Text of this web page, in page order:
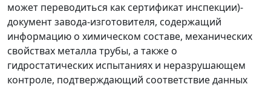
может переводиться как сертификат инспекции)-
документ завода-изготовителя, содержащий
информацию о химическом составе, механических
свойствах металла трубы, а также о
гидростатических испытаниях и неразрушающем
контроле, подтверждающий соответствие данных